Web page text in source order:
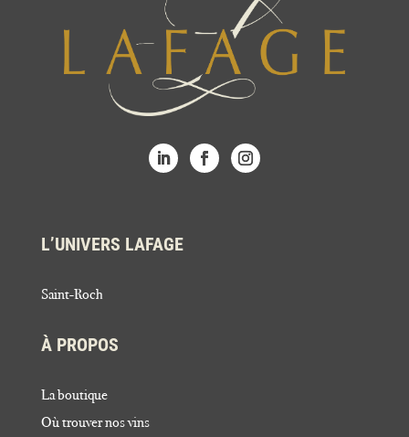
L’UNIVERS LAFAGE
Saint-Roch
À PROPOS
La boutique
Où trouver nos vins